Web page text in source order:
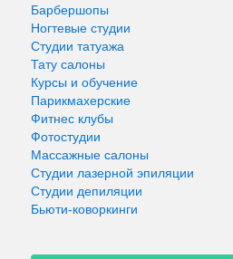
Барбершопы
Ногтевые студии
Студии татуажа
Тату салоны
Курсы и обучение
Парикмахерские
Фитнес клубы
Фотостудии
Массажные салоны
Студии лазерной эпиляции
Студии депиляции
Бьюти-коворкинги